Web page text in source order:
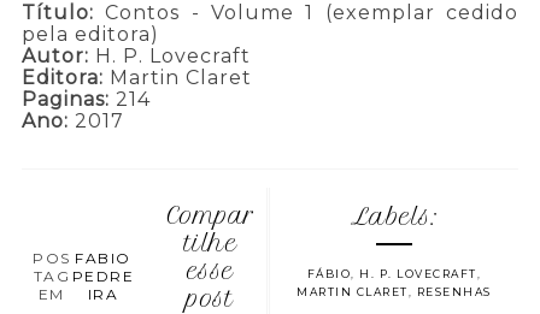
Título:Contos - Volume 1 (exemplar cedido
pela editora)
Autor: H. P. Lovecraft
Editora: Martin Claret
Paginas: 214
Ano: 2017
POS
TAG
EM
FABIO
PEDRE
IRA
Compar
tilhe
esse
post
Labels:
FÁBIO H. P. LOVECRAFT
MARTIN CLARET
RESENHAS